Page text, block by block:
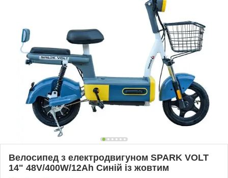
Велосипед з електродвигуном SPARK VOLT
14" 48V/400W/12Ah Синій із жовтим